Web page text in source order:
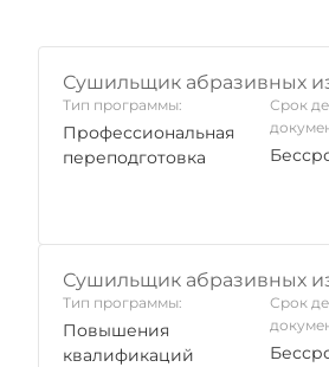
Сушильщик абразивных
Тип программы:
Профессиональная
переподготовка
Срок
Сушильщик абразивных
Тип программы:
Повышения
квалификаций
Срок